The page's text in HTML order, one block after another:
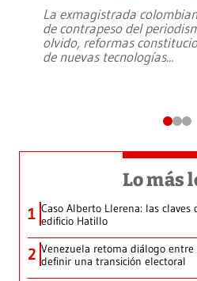
La exmagistrada
de contrapeso del
olvido, reformas
de nuevas tecnologías...
Lo más
1 Caso Alberto Llerena: las
edificio Hatillo
2 Venezuela retoma diálogo entre
definir una transición electoral